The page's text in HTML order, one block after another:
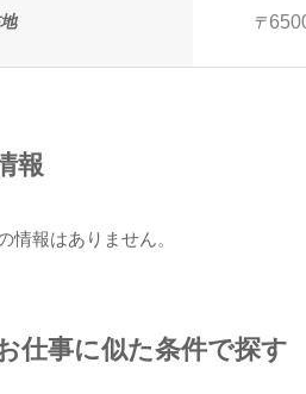
〒
報
情報はありません。
仕事に似た条件で探す